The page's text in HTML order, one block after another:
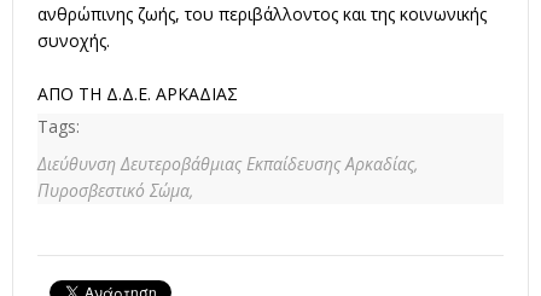
ανθρώπινης ζωής, του περιβάλλοντος και της κοινωνικής
συνοχής.
ΑΠΟ ΤΗ Δ.Δ.Ε. ΑΡΚΑΔΙΑΣ
Tags:
Διεύθυνση Δευτεροβάθμιας Εκπαίδευσης Αρκαδίας,
Πυροσβεστικό Σώμα,